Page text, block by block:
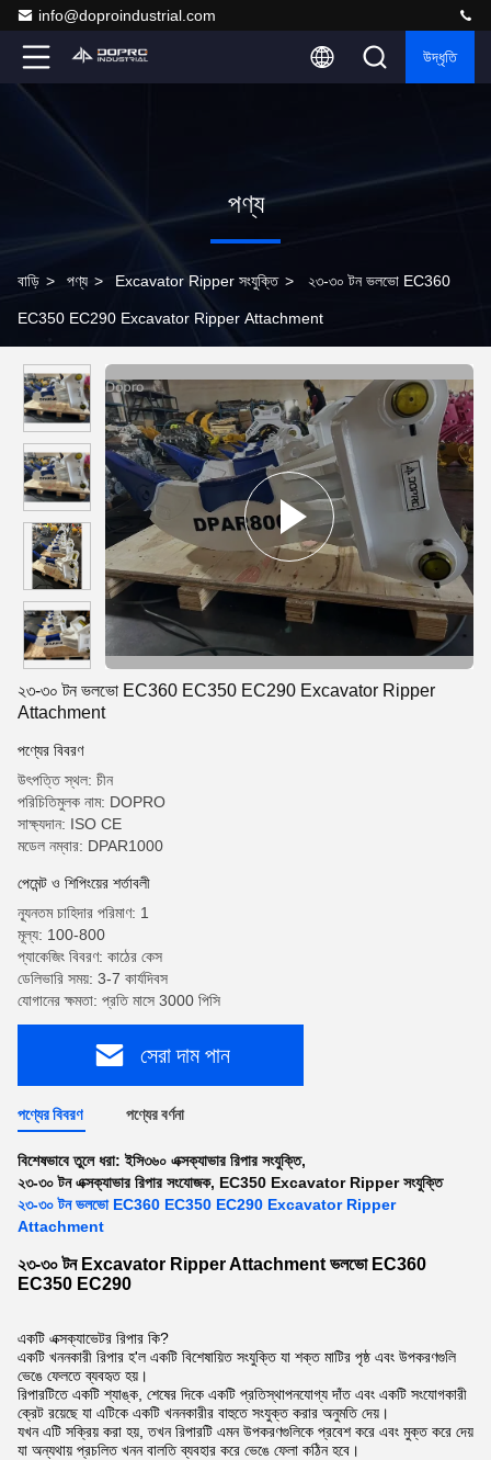
info@doproindustrial.com
উদ্ধৃতি
পণ্য
বাড়ি > পণ্য > Excavator Ripper সংযুক্তি > ২৩-৩০ টন ভলভো EC360
EC350 EC290 Excavator Ripper Attachment
২৩-৩০ টন ভলভো EC360 EC350 EC290 Excavator Ripper
Attachment
পণ্যের বিবরণ
উৎপত্তি স্থল: চীন
পরিচিতিমুলক নাম: DOPRO
সাক্ষ্যদান: ISO CE
মডেল নম্বার: DPAR1000
পেমেন্ট ও শিপিংয়ের শর্তাবলী
ন্যূনতম চাহিদার পরিমাণ: 1
মূল্য: 100-800
প্যাকেজিং বিবরণ: কাঠের কেস
ডেলিভারি সময়: 3-7 কার্যদিবস
যোগানের ক্ষমতা: প্রতি মাসে 3000 পিসি
সেরা দাম পান
পণ্যের বিবরণ পণ্যের বর্ণনা
বিশেষভাবে তুলে ধরা:ইসি৩৬০ এক্সক্যাভার রিপার সংযুক্তি,
২৩-৩০ টন এক্সক্যাভার রিপার সংযোজক, EC350 Excavator Ripper সংযুক্তি
২৩-৩০ টন ভলভো EC360 EC350 EC290 Excavator Ripper
Attachment
২৩-৩০ টন Excavator Ripper Attachment ভলভো EC360
EC350 EC290
একটি এক্সক্যাভেটর রিপার কি?
একটি খননকারী রিপার হ'ল একটি বিশেষায়িত সংযুক্তি যা শক্ত মাটির পৃষ্ঠ এবং উপকরণগুলি
ভেঙে ফেলতে ব্যবহৃত হয়।
রিপারটিতে একটি শ্যাঙ্ক, শেষের দিকে একটি প্রতিস্থাপনযোগ্য দাঁত এবং একটি সংযোগকারী
ক্রেট রয়েছে যা এটিকে একটি খননকারীর বাহুতে সংযুক্ত করার অনুমতি দেয়।
যখন এটি সক্রিয় করা হয়, তখন রিপারটি এমন উপকরণগুলিকে প্রবেশ করে এবং মুক্ত করে দেয়
যা অন্যথায় প্রচলিত খনন বালতি ব্যবহার করে ভেঙে ফেলা কঠিন হবে।